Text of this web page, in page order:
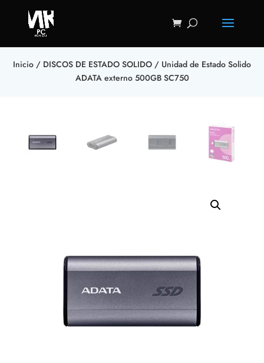
Inicio / DISCOS DE ESTADO SOLIDO / Unidad de Estado Solido
ADATA externo 500GB SC750